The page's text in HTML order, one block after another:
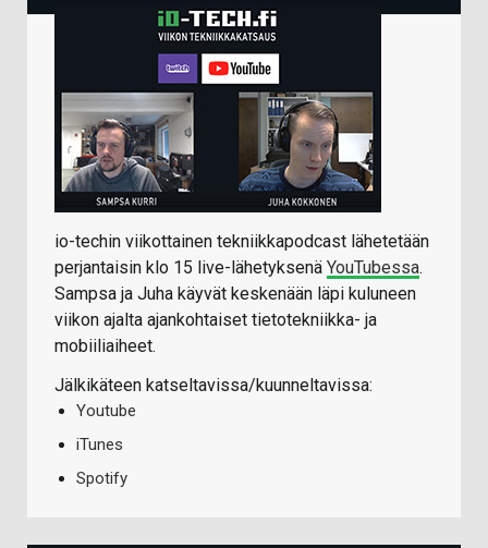
io-techin viikottainen tekniikkapodcast lähetetään
perjantaisin klo 15 live-lähetyksenä YouTubessa.
Sampsa ja Juha käyvät keskenään läpi kuluneen
viikon ajalta ajankohtaiset tietotekniikka- ja
mobiiliaiheet.
Jälkikäteen katseltavissa/kuunneltavissa:
Youtube
iTunes
Spotify